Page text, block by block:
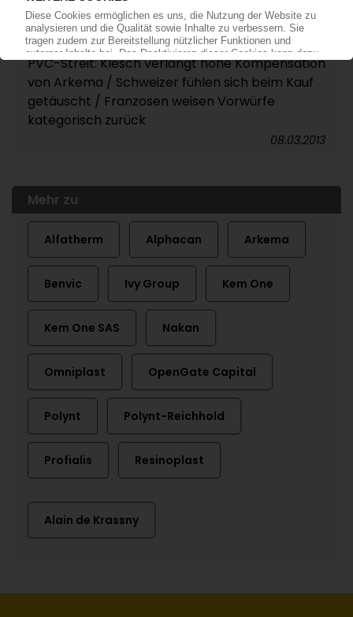
03.01.2014
KEM ONE
PVC-Streit: Klesch verlangt hohe Kompensation
von Arkema / Schweizer fühlen sich beim Kauf
getäuscht / Franzosen weisen Vorwürfe
kategorisch zurück
08.03.2013
Mehr zu
Alfatherm Alphacan Arkema
Benvic Ivy Group Kem One
Kem One SAS Nakan
Omniplast OpenGate Capital
Polynt Polynt-Reichhold
Profialis Resinoplast
Alain de Krassny